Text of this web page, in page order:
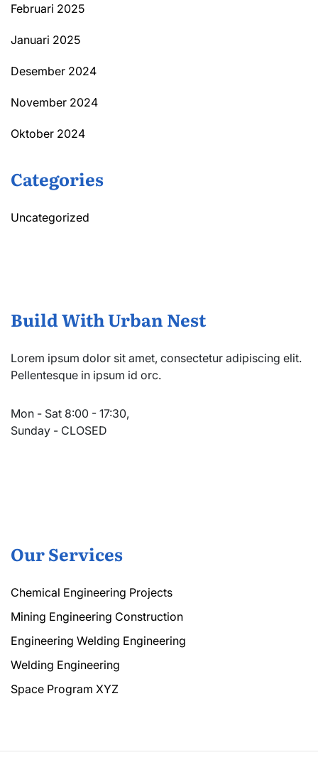
Februari 2025
Januari 2025
Desember 2024
November 2024
Oktober 2024
Categories
Uncategorized
Build With Urban Nest
Lorem ipsum dolor sit amet, consectetur adipiscing elit.
Pellentesque in ipsum id orc.
Mon - Sat 8:00 - 17:30,
Sunday - CLOSED
Our Services
Chemical Engineering Projects
Mining Engineering Construction
Engineering Welding Engineering
Welding Engineering
Space Program XYZ